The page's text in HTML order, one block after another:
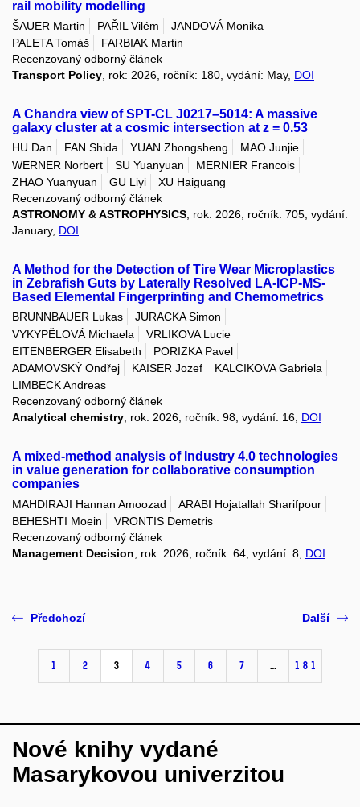
rail mobility modelling
ŠAUER Martin PAŘIL Vilém
JANDOVÁ Monika
PALETA Tomáš
FARBIAK Martin
Recenzovaný odborný článek
Transport Policy , rok: 2026, ročník: 180, vydání: May, DOI
A Chandra view of SPT-CL J0217–5014: A massive
galaxy cluster at a cosmic intersection at z = 0.53
HU Dan FAN Shida YUAN Zhongsheng
MAO Junjie
WERNER Norbert
SU Yuanyuan
MERNIER Francois
ZHAO Yuanyuan
GU Liyi
XU Haiguang
Recenzovaný odborný článek
ASTRONOMY & ASTROPHYSICS , rok: 2026, ročník: 705, vydání:
January, DOI
A Method for the Detection of Tire Wear Microplastics
in Zebrafish Guts by Laterally Resolved LA-ICP-MS-
Based Elemental Fingerprinting and Chemometrics
BRUNNBAUER Lukas
JURACKA Simon
VYKYPĚLOVÁ Michaela
VRLIKOVA Lucie
EITENBERGER Elisabeth
PORIZKA Pavel
ADAMOVSKÝ Ondřej
KAISER Jozef
KALCIKOVA Gabriela
LIMBECK Andreas
Recenzovaný odborný článek
Analytical chemistry, rok: 2026, ročník: 98, vydání: 16, DOI
A mixed-method analysis of Industry 4.0 technologies
in value generation for collaborative consumption
companies
MAHDIRAJI Hannan Amoozad
ARABI Hojatallah Sharifpour
BEHESHTI Moein
VRONTIS Demetris
Recenzovaný odborný článek
Management Decision , rok: 2026, ročník: 64, vydání: 8, DOI
Předchozí
1 2 3 4 5 6 7 … 181
Další
Nové knihy vydané
Masarykovou univerzitou